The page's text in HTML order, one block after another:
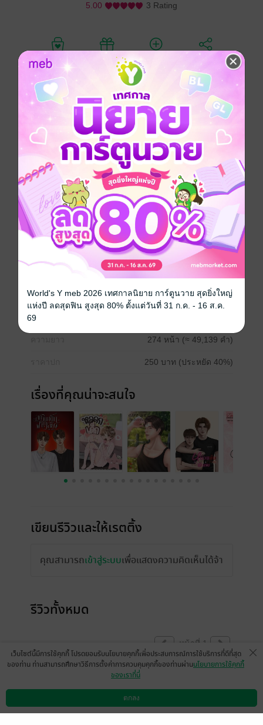
5.00 3 Rating
อยากได้ ซื้อเป็นของขวัญ
ลันตาที่อายุครบปีที่ 25 พอดี ความเชื่อในเรื่องของวัยเบ็ญจ
เพสที่เขากลัวและต้องระมัดระวังในการใช้ชีวิตเป็นอย่าง
มาก และเรื่องราวที่เขากลัวก็ได้เกิดขึ้น อุบัติเหตุครั้งใหญ่
ที่สุดในชีวิตที่ทำให้เขาหลับไปถึง 2 เดือน พอฟื้นขึ้นมาก็
กลายเป็นเด็ก 4 ขวบซะงั้น
และคนที่ต้องรับผิดชอบดูแลลันตากลับเป็นคีรินว่าที่เจ้า
นายของเขา คนที่เกลียดการสัมผัสผู้คนเป็นอย่างมาก แต่
ต้องมาใช้ชีวิตร่วมกับเด็ก 4 ขวบในร่างของคนวัย 25
ชื่นชอบผลงาน ฝากรีวิวด้วยนะคะ
Boy love / Yaoi ตลก โรแมนติก
ประเภทไฟล์ pdf, epub(สารบัญ)
วันที่วางขาย
274 หน้า (≈ 49,139 คำ)
250 บาท (ประหยัด 40%)
เรื่องที่คุณน่าจะสนใจ
เขียนรีวิวและให้เรตติ้ง
คุณสามารถเข้าสู่ระบบเพื่อแสดงความคิดเห็นได้จ้า
รีวิวทั้งหมด
หน้าที่ 1
1 มีแล้ว - Phakakaew Kodchaborira
ดาวน์โหลดแอป วิธีการใช้งาน ติดต่อเรา
เว็บไซต์นี้มีการใช้คุกกี้ โปรดยอมรับนโยบายคุกกี้เพื่อประสบการณ์การใช้บริการที่ดีที่สุด
ของท่าน ท่านสามารถศึกษาวิธีการตั้งค่าการควบคุมคุกกี้ของท่านผ่านนโยบายการใช้คุกกี้
ของเราที่นี่
ตกลง
World's Y meb 2026 เทศกาลนิยาย การ์ตูนวาย สุดยิ่งใหญ่
แห่งปี ลดสุดฟิน สูงสุด 80% ตั้งแต่วันที่ 31 ก.ค. - 16 ส.ค.
69